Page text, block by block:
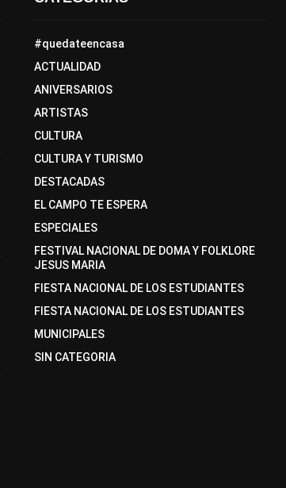
#quedateencasa
ACTUALIDAD
ANIVERSARIOS
ARTISTAS
CULTURA
CULTURA Y TURISMO
DESTACADAS
EL CAMPO TE ESPERA
ESPECIALES
FESTIVAL NACIONAL DE DOMA Y FOLKLORE
JESUS MARIA
FIESTA NACIONAL DE LOS ESTUDIANTES
FIESTA NACIONAL DE LOS ESTUDIANTES
MUNICIPALES
SIN CATEGORIA